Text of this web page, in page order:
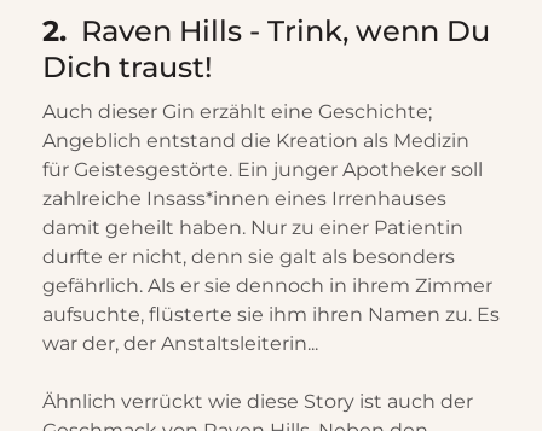
2. Raven Hills - Trink, wenn Du
Dich traust!
Auch dieser Gin erzählt eine Geschichte;
Angeblich entstand die Kreation als Medizin
für Geistesgestörte. Ein junger Apotheker soll
zahlreiche Insass*innen eines Irrenhauses
damit geheilt haben. Nur zu einer Patientin
durfte er nicht, denn sie galt als besonders
gefährlich. Als er sie dennoch in ihrem Zimmer
aufsuchte, flüsterte sie ihm ihren Namen zu. Es
war der, der Anstaltsleiterin...
Ähnlich verrückt wie diese Story ist auch der